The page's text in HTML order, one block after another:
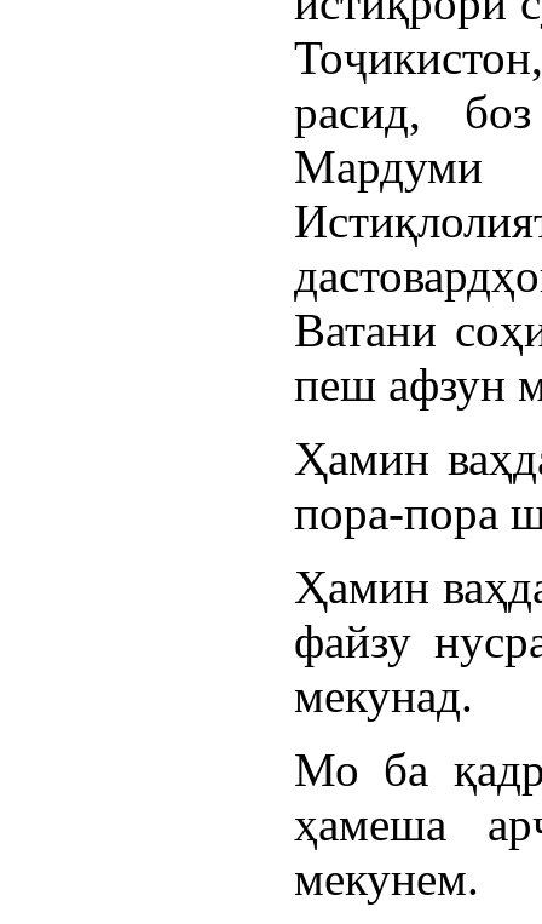
расид,
Мардуми
Ватани
пеш афзун
Ҳамин
пора-пора
Ҳамин
файзу
мекунад.
Мо ба
ҳамеша
мекунем.